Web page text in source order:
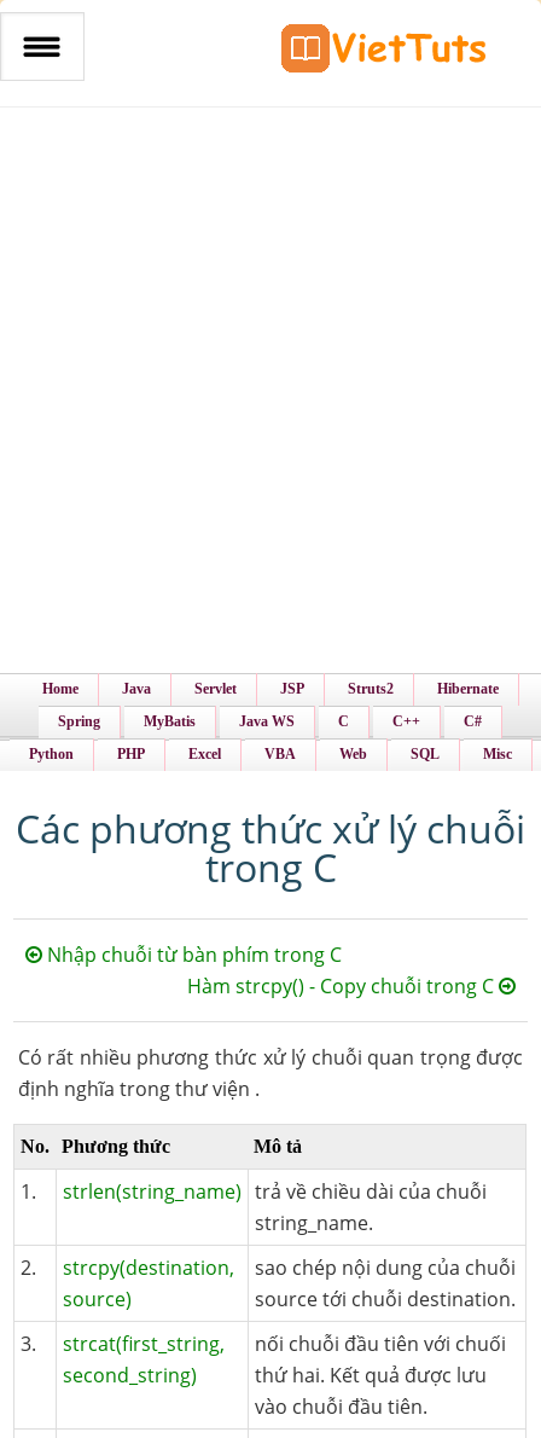
Home Java Servlet JSP Struts2
Hibernate
Spring
MyBatis Java WS C C++
C#
Python
PHP Excel VBA Web SQL Misc
Các phương thức xử lý chuỗi
trong C
Nhập chuỗi từ bàn phím trong C
Hàm strcpy() - Copy chuỗi trong C
Có rất nhiều phương thức xử lý chuỗi quan trọng được
định nghĩa trong thư viện .
No. Phương thức Mô tả
1. strlen(string_name) trả về chiều dài của chuỗi
string_name.
2.
strcpy(destination,
source)
sao chép nội dung của chuỗi
source tới chuỗi destination.
3.
strcat(first_string,
second_string)
nối chuỗi đầu tiên với chuối
thứ hai. Kết quả được lưu
vào chuỗi đầu tiên.